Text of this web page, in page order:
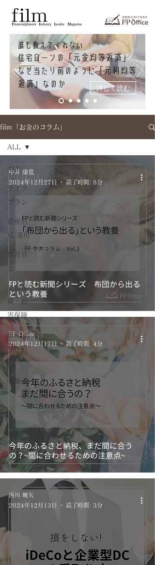
誰も教えてくれない
住宅ローンの「元金均等返済」
なぜ当たり前のように「元利均等
返済」 なのか 詳しく読む
film「お金のコラム」
ALL
ライフ
プラン
資産形
成/運用
教育資
金
生命保
険・損
害保険
相続/贈
与・終
活
不動産
ALL
FPと読む新聞シリーズ 布団から出る
という教養
中井 康寛
2024年12月27日
読了時間: 8分
今年のふるさと納税、まだ間に合う
の？~間に合わせるための注意点~
FP Office
2024年12月17日
読了時間: 4分
西川 峻矢
2024年12月13日
読了時間: 3分